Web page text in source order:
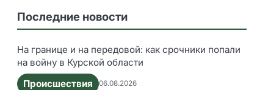
Последние новости
На границе и на передовой: как срочники попали
на войну в Курской области
Происшествия
06.08.2026